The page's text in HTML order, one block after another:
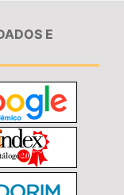
E